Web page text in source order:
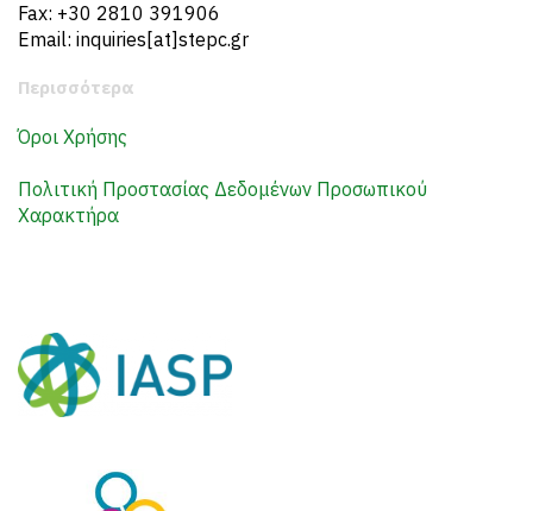
Fax: +30 2810 391906
Email: inquiries[at]stepc.gr
Περισσότερα
Όροι Χρήσης
Πολιτική Προστασίας Δεδομένων Προσωπικού
Χαρακτήρα